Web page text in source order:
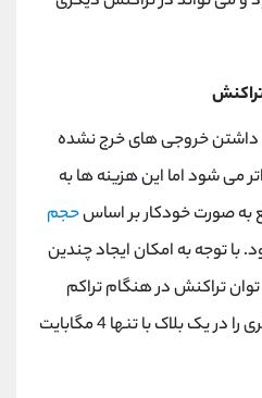
داشتن خروجی های خرج نشده
می شود اما این هزینه ها به
به صورت خودکار بر اساسحجم
توجه به امکان ایجاد چندین
تراکنش در هنگام تراکم
شبکه می شود و فضای بیشتری را در یک بلاک با تنها 4 مگابایت